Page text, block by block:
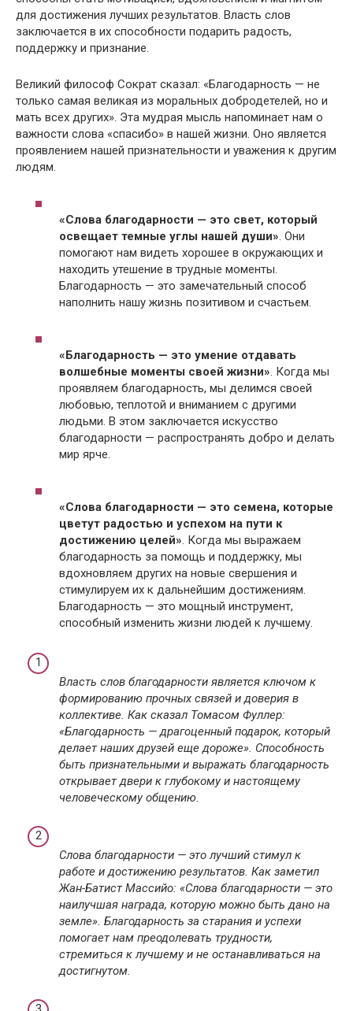
для достижения лучших результатов. Власть слов
заключается в их способности подарить радость,
поддержку и признание.
Великий философ Сократ сказал: «Благодарность — не
только самая великая из моральных добродетелей, но и
мать всех других». Эта мудрая мысль напоминает нам о
важности слова «спасибо» в нашей жизни. Оно является
проявлением нашей признательности и уважения к другим
людям.
«Слова благодарности — это свет, который
освещает темные углы нашей души». Они
помогают нам видеть хорошее в окружающих и
находить утешение в трудные моменты.
Благодарность — это замечательный способ
наполнить нашу жизнь позитивом и счастьем.
«Благодарность — это умение отдавать
волшебные моменты своей жизни». Когда мы
проявляем благодарность, мы делимся своей
любовью, теплотой и вниманием с другими
людьми. В этом заключается искусство
благодарности — распространять добро и делать
мир ярче.
«Слова благодарности — это семена, которые
цветут радостью и успехом на пути к
достижению целей». Когда мы выражаем
благодарность за помощь и поддержку, мы
вдохновляем других на новые свершения и
стимулируем их к дальнейшим достижениям.
Благодарность — это мощный инструмент,
способный изменить жизни людей к лучшему.
Власть слов благодарности является ключом к
формированию прочных связей и доверия в
коллективе. Как сказал Томасом Фуллер:
«Благодарность — драгоценный подарок, который
делает наших друзей еще дороже». Способность
быть признательными и выражать благодарность
открывает двери к глубокому и настоящему
человеческому общению.
Слова благодарности — это лучший стимул к
работе и достижению результатов. Как заметил
Жан-Батист Массийо: «Слова благодарности — это
наилучшая награда, которую можно быть дано на
земле». Благодарность за старания и успехи
помогает нам преодолевать трудности,
стремиться к лучшему и не останавливаться на
достигнутом.